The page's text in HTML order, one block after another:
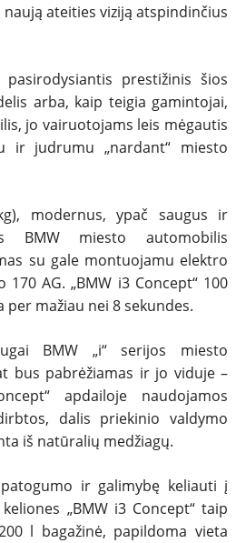
ateities viziją atspindinčius
prestižinis šios
arba, kaip teigia gamintojai,
jo vairuotojams leis mėgautis
ir judrumu „nardant“ miesto
modernus, ypač saugus ir
BMW miesto automobilis
su gale montuojamu elektro
AG. „BMW i3 Concept“ 100
per mažiau nei 8 sekundes.
BMW „i“ serijos miesto
bus pabrėžiamas ir jo viduje –
apdailoje naudojamos
dalis priekinio valdymo
iš natūralių medžiagų.
ir galimybę keliauti į
„BMW i3 Concept“ taip
l bagažinė, papildoma vieta